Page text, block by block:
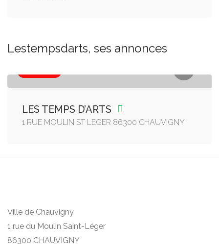
Lestempsdarts, ses annonces
LES TEMPS D’ARTS
1 RUE MOULIN ST LEGER 86300 CHAUVIGNY
Ville de Chauvigny
1 rue du Moulin Saint-Léger
86300 CHAUVIGNY